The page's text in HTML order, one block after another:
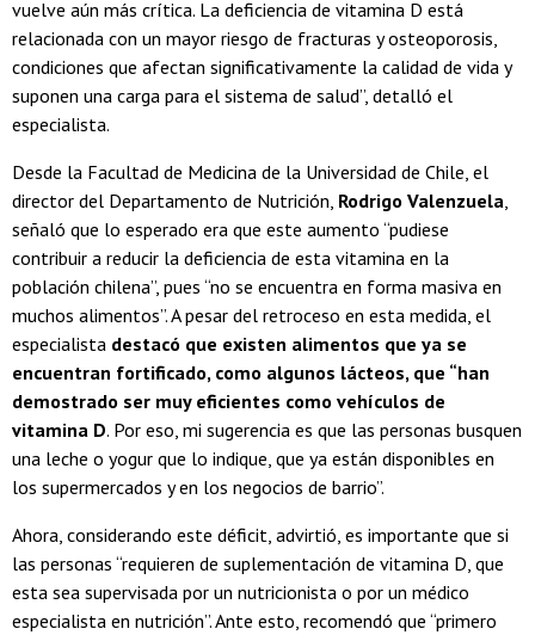
vuelve aún más crítica. La deficiencia de vitamina D está
relacionada con un mayor riesgo de fracturas y osteoporosis,
condiciones que afectan significativamente la calidad de vida y
suponen una carga para el sistema de salud”, detalló el
especialista.
Desde la Facultad de Medicina de la Universidad de Chile, el
director del Departamento de Nutrición, Rodrigo Valenzuela,
señaló que lo esperado era que este aumento “pudiese
contribuir a reducir la deficiencia de esta vitamina en la
población chilena”, pues “no se encuentra en forma masiva en
muchos alimentos”. A pesar del retroceso en esta medida, el
especialista destacó que existen alimentos que ya se
encuentran fortificado, como algunos lácteos, que “han
demostrado ser muy eficientes como vehículos de
vitamina D. Por eso, mi sugerencia es que las personas busquen
una leche o yogur que lo indique, que ya están disponibles en
los supermercados y en los negocios de barrio”.
Ahora, considerando este déficit, advirtió, es importante que si
las personas “requieren de suplementación de vitamina D, que
esta sea supervisada por un nutricionista o por un médico
especialista en nutrición”. Ante esto, recomendó que “primero